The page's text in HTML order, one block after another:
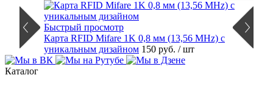
Быстрый просмотр
Карта RFID Mifare 1K 0,8 мм (13,56 MHz) с
уникальным дизайном 150 руб. / шт
Каталог